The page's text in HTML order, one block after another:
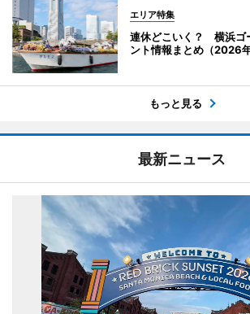
エリア特集
連休どこいく？ 横浜ゴ
ント情報まとめ（2026年
もっと見る
最新ニュース